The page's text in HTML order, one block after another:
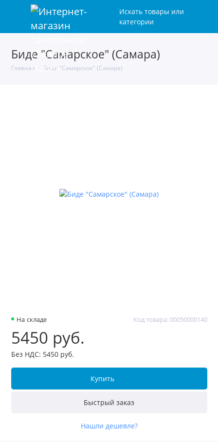
Искать товары или
категории
Биде "Самарское" (Самара)
Главная Биде "Самарское" (Самара)
На складе Код товара: 00050000140
5450 руб.
Без НДС: 5450 руб.
Купить
Быстрый заказ
Нашли дешевле?